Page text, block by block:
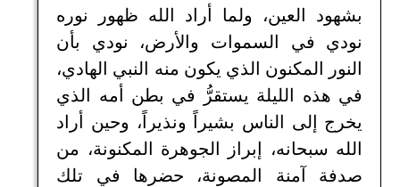
بشهود العين، ولما أراد الله ظهور نوره
نودي في السموات والأرض، نودي بأن
النور المكنون الذي يكون منه النبي الهادي،
في هذه الليلة يستقرُّ في بطن أمه الذي
يخرج إلى الناس بشيراً ونذيراً، وحين أراد
الله سبحانه، إبراز الجوهرة المكنونة، من
صدفة آمنة المصونة، حضرها في تلك